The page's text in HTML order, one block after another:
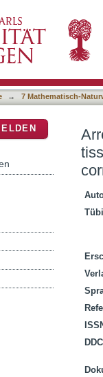
in
→ 7 Mathematisch-